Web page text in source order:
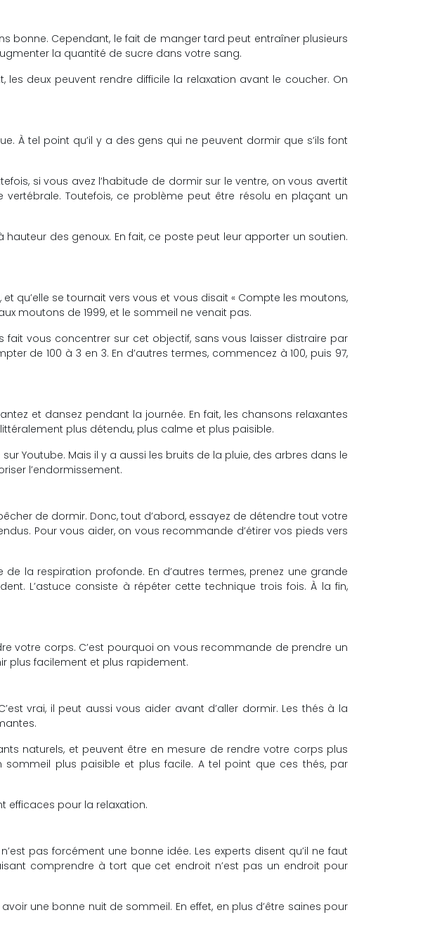
bonne. Cependant, le fait de manger tard peut entraîner plusieurs
la quantité de sucre dans votre sang.
les deux peuvent rendre difficile la relaxation avant le coucher. On
À tel point qu’il y a des gens qui ne peuvent dormir que s’ils font
si vous avez l’habitude de dormir sur le ventre, on vous avertit
Toutefois, ce problème peut être résolu en plaçant un
des genoux. En fait, ce poste peut leur apporter un soutien.
qu’elle se tournait vers vous et vous disait « Compte les moutons,
moutons de 1999, et le sommeil ne venait pas.
fait vous concentrer sur cet objectif, sans vous laisser distraire par
de 100 à 3 en 3. En d’autres termes, commencez à 100, puis 97,
et dansez pendant la journée. En fait, les chansons relaxantes
plus détendu, plus calme et plus paisible.
Youtube. Mais il y a aussi les bruits de la pluie, des arbres dans le
l’endormissement.
de dormir. Donc, tout d’abord, essayez de détendre tout votre
Pour vous aider, on vous recommande d’étirer vos pieds vers
la respiration profonde. En d’autres termes, prenez une grande
L’astuce consiste à répéter cette technique trois fois. À la fin,
votre corps. C’est pourquoi on vous recommande de prendre un
plus facilement et plus rapidement.
vrai, il peut aussi vous aider avant d’aller dormir. Les thés à la
naturels, et peuvent être en mesure de rendre votre corps plus
sommeil plus paisible et plus facile. A tel point que ces thés, par
efficaces pour la relaxation.
pas forcément une bonne idée. Les experts disent qu’il ne faut
comprendre à tort que cet endroit n’est pas un endroit pour
une bonne nuit de sommeil. En effet, en plus d’être saines pour